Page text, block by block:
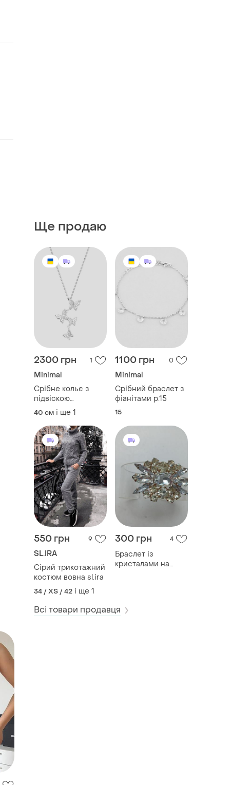
Ще продаю
2300 грн 1
Minimal
Срібне кольє з
підвіскою
метелики та
вставками фіанітів
40 см і ще 1
1100 грн 0
Minimal
Срібний браслет з
фіанітами р.15
15
550 грн 9
SL.IRA
Сірий трикотажний
костюм вовна sl.ira
34 / XS / 42 і ще 1
300 грн 4
Браслет із
кристалами на
Всі товари продавця